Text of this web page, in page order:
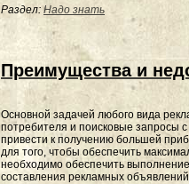
Раздел: Надо знать
Преимущества и
Основной задачей любого вида
потребителя и поисковые запросы
привести к получению большей
для того, чтобы обеспечить
необходимо обеспечить
составления рекламных объявлений